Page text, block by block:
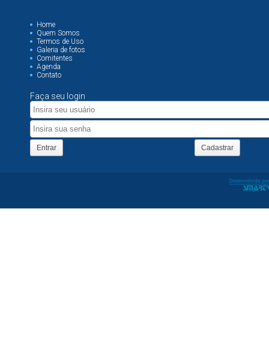
Home
Quem Somos
Termos de Uso
Galeria de fotos
Comitentes
Agenda
Contato
Faça seu login
Entrar Cadastrar